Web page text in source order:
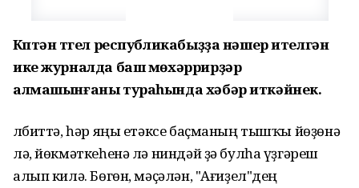
Күптән түгел республикабыҙҙа нәшер ителгән
ике журналда баш мөхәррирҙәр
алмашынғаны тураһында хәбәр иткәйнек.
Әлбиттә, һәр яңы етәксе баҫманың тышҡы йөҙөнә
лә, йөкмәткеһенә лә ниндәй ҙә булһа үҙгәреш
алып килә. Бөгөн, мәҫәлән, "Ағиҙел"дең